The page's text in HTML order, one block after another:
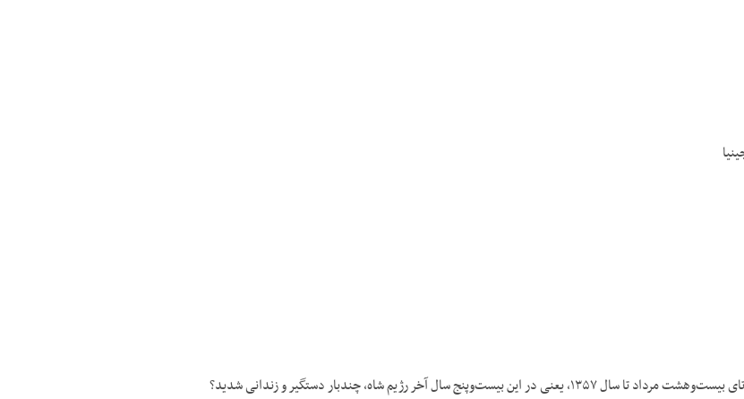
بیست‌وپنج سال آخر رژیم شاه، چندبار دستگیر و زندانی شدید؟